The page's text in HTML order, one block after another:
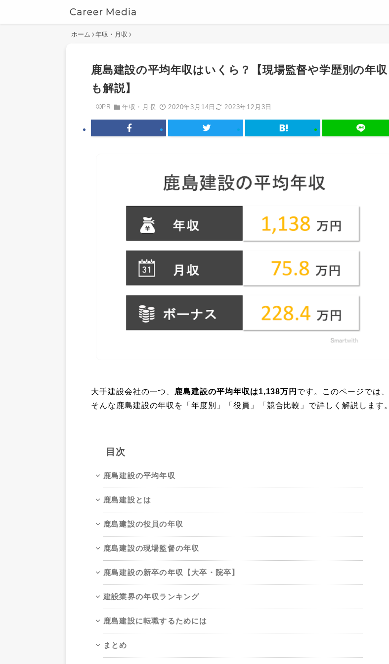
ホーム 年収・月収
鹿島建設の平均年収はいくら？【現場監督や学歴別の年収
も解説】
PR 年収・月収 2020年3月14日 2023年12月3日
大手建設会社の一つ、 鹿島建設の平均年収は1,138万円 です。このページでは、
そんな鹿島建設の年収を「年度別」「役員」「競合比較」で詳しく解説します。
目次
鹿島建設の平均年収
鹿島建設とは
鹿島建設の役員の年収
鹿島建設の現場監督の年収
鹿島建設の新卒の年収【大卒・院卒】
建設業界の年収ランキング
鹿島建設に転職するためには
まとめ